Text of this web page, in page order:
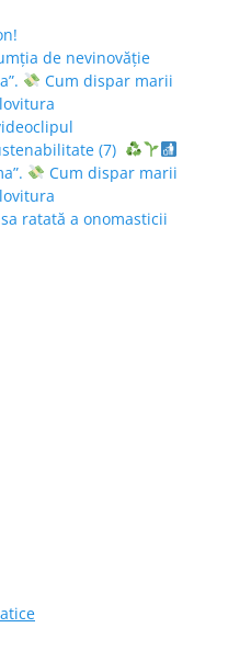
de nevinovăție
Cum dispar marii
(7)
Cum dispar marii
ratată a onomasticii